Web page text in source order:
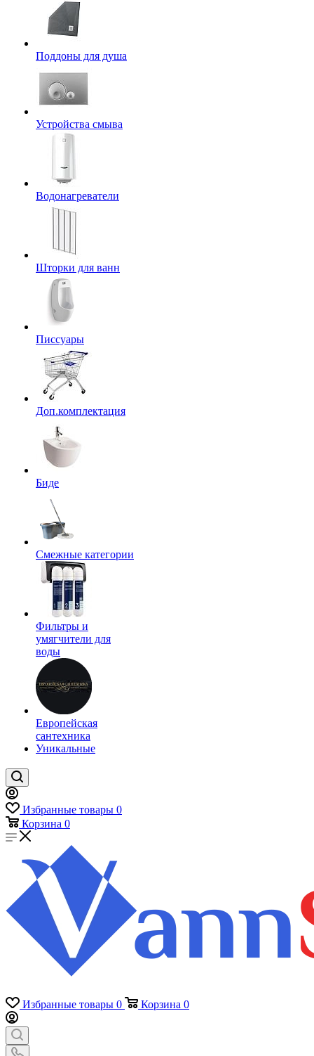
Поддоны для душа
Устройства смыва
Водонагреватели
Шторки для ванн
Писсуары
Доп.комплектация
Биде
Смежные категории
Фильтры и
умягчители для
воды
Европейская
сантехника
Уникальные
Избранные товары 0
Корзина 0
Избранные товары 0 Корзина 0